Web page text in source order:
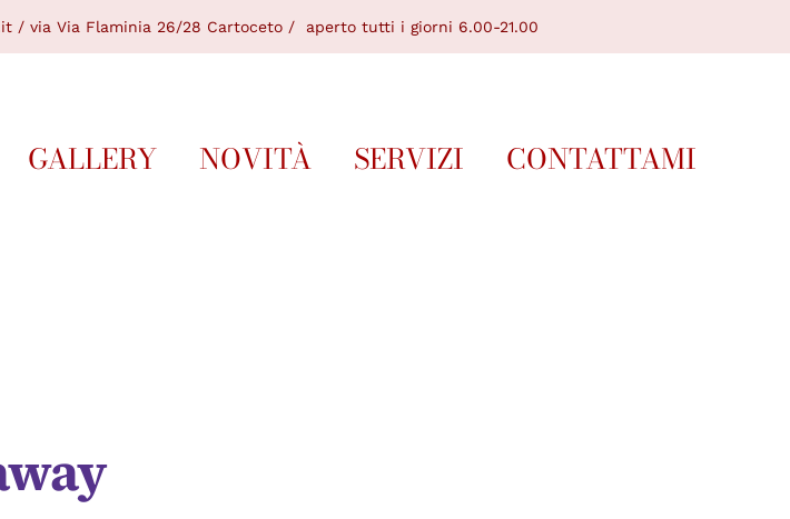
/ via Via Flaminia 26/28 Cartoceto / aperto tutti i giorni 6.00-21.00
GALLERY NOVITÀ SERVIZI CONTATTAMI